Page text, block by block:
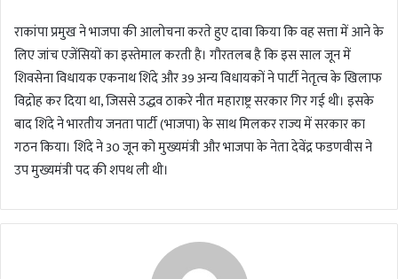
राकांपा प्रमुख ने भाजपा की आलोचना करते हुए दावा किया कि वह सत्ता में आने के
लिए जांच एजेंसियों का इस्तेमाल करती है। गौरतलब है कि इस साल जून में
शिवसेना विधायक एकनाथ शिंदे और 39 अन्य विधायकों ने पार्टी नेतृत्व के खिलाफ
विद्रोह कर दिया था, जिससे उद्धव ठाकरे नीत महाराष्ट्र सरकार गिर गई थी। इसके
बाद शिंदे ने भारतीय जनता पार्टी (भाजपा) के साथ मिलकर राज्य में सरकार का
गठन किया। शिंदे ने 30 जून को मुख्यमंत्री और भाजपा के नेता देवेंद्र फडणवीस ने
उप मुख्यमंत्री पद की शपथ ली थी।